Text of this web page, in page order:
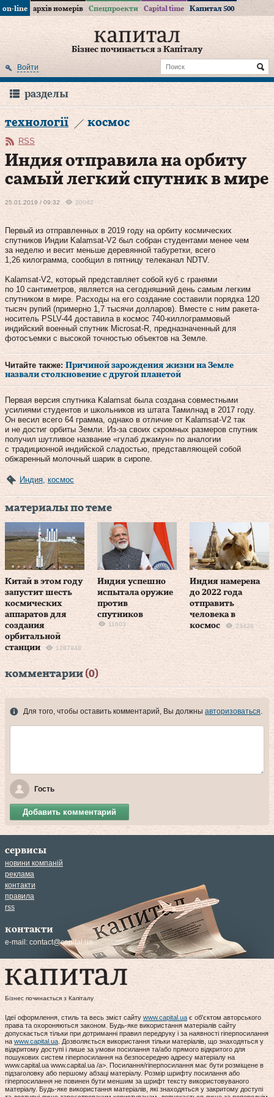
on-line архів номерів Спецпроекти Capital time Капитал 500
Бізнес починається з Капіталу
Войти
разделы
технології космос
RSS
Индия отправила на орбиту
самый легкий спутник в мире
25.01.2019 / 09:32 20042
Первый из отправленных в 2019 году на орбиту космических
спутников Индии Kalamsat-V2 был собран студентами менее чем
за неделю и весит меньше деревянной табуретки, всего
1,26 килограмма, сообщил в пятницу телеканал NDTV.
Kalamsat-V2, который представляет собой куб с гранями
по 10 сантиметров, является на сегодняшний день самым легким
спутником в мире. Расходы на его создание составили порядка 120
тысяч рупий (примерно 1,7 тысячи долларов). Вместе с ним ракета-
носитель PSLV-44 доставила в космос 740-киллограммовый
индийский военный спутник Microsat-R, предназначенный для
фотосъемки с высокой точностью объектов на Земле.
Читайте также: Причиной зарождения жизни на Земле
назвали столкновение с другой планетой
Первая версия спутника Kalamsat была создана совместными
усилиями студентов и школьников из штата Тамилнад в 2017 году.
Он весил всего 64 грамма, однако в отличие от Kalamsat-V2 так
и не достиг орбиты Земли. Из-за своих скромных размеров спутник
получил шутливое название «гулаб джамун» по аналогии
с традиционной индийской сладостью, представляющей собой
обжаренный молочный шарик в сиропе.
Индия, космос
материалы по теме
Китай в этом году
запустит шесть
космических
аппаратов для
создания
орбитальной
станции
1287948
Индия успешно
испытала оружие
против
спутников
11603
Индия намерена
до 2022 года
отправить
человека в
космос
23426
комментарии (0)
Для того, чтобы оставить комментарий, Вы должны авторизоваться
Гость
Добавить комментарий
сервисы
новини компаній
реклама
контакти
правила
rss
контакти
e-mail: contact@capital.ua
Бізнес починається з Капіталу
Ідеї оформлення, стиль та весь зміст сайту www.capital.ua є об'єктом авторського
права та охороняються законом. Будь-яке використання матеріалів сайту
допускається тільки при дотриманні правил передруку і за наявності гіперпосилання
на www.capital.ua . Дозволяється використання тільки матеріалів, що знаходяться у
відкритому доступі і лише за умови посилання та/або прямого відкритого для
пошукових систем гіперпосилання на безпосередню адресу матеріалу на
www.capital.ua www.capital.ua /a>. Посилання/гіперпосилання має бути розміщене в
підзаголовку або першому абзаці матеріалу. Розмір шрифту посилання або
гіперпосилання не повинен бути меншим за шрифт тексту використовуваного
матеріалу. Будь-яке використання матеріалів, які знаходяться у закритому доступі